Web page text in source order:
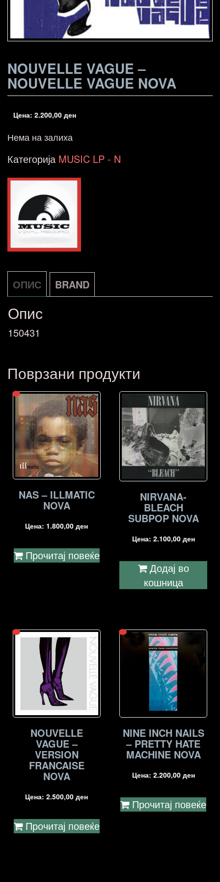
NOUVELLE VAGUE –
NOUVELLE VAGUE NOVA
Цена: 2.200,00 ден
Нема на залиха
Категорија MUSIC LP - N
ОПИС BRAND
Опис
150431
Поврзани продукти
NAS – ILLMATIC
NOVA
Цена: 1.800,00ден
Прочитај повеќе
NIRVANA-
BLEACH
SUBPOP NOVA
Цена: 2.100,00 ден
Додај во
кошница
NOUVELLE
VAGUE –
VERSION
FRANCAISE
NOVA
Цена:2.500,00ден
Прочитај повеќе
NINE INCH NAILS
– PRETTY HATE
MACHINE NOVA
Цена: 2.200,00 ден
Прочитај повеќе